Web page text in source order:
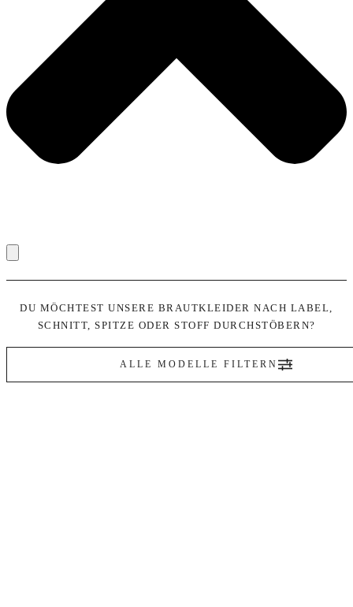
DU MÖCHTEST UNSERE BRAUTKLEIDER NACH LABEL,
SCHNITT, SPITZE ODER STOFF DURCHSTÖBERN?
ALLE MODELLE FILTERN